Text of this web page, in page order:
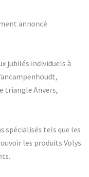
annoncé
jubilés individuels à
triangle Anvers,
spécialisés tels que les
les produits Volys